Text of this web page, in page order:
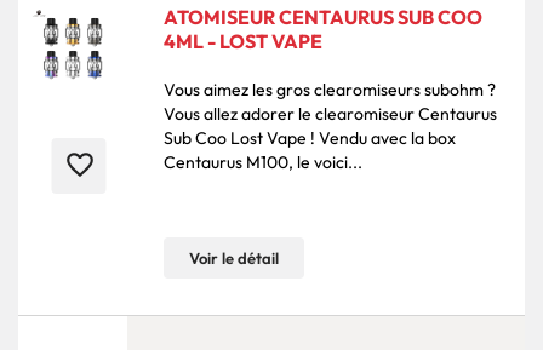
favorite_border
ATOMISEUR CENTAURUS SUB COO
4ML - LOST VAPE
Vous aimez les gros clearomiseurs subohm ?
Vous allez adorer le clearomiseur Centaurus
Sub Coo Lost Vape ! Vendu avec la box
Centaurus M100, le voici...
Voir le détail